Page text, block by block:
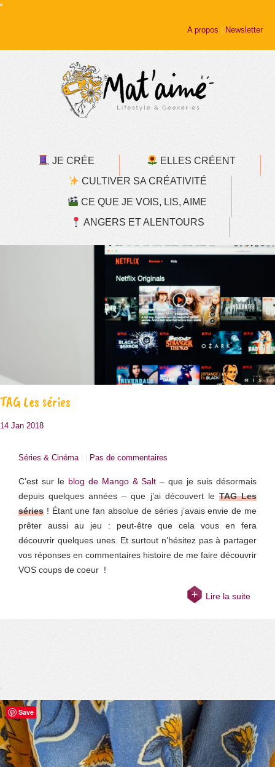
A propos | Newsletter
JE CRÉE
ELLES CRÉENT
CULTIVER SA CRÉATIVITÉ
CE QUE JE VOIS, LIS, AIME
ANGERS ET ALENTOURS
TAG Les séries
14 Jan 2018
Séries & Cinéma Pas de commentaires
C’est sur le blog de Mango & Salt – que je suis désormais
depuis quelques années – que j’ai découvert le TAG Les
séries ! Étant une fan absolue de séries j’avais envie de me
prêter aussi au jeu : peut-être que cela vous en fera
découvrir quelques unes. Et surtout n’hésitez pas à partager
vos réponses en commentaires histoire de me faire découvrir
VOS coups de coeur !
Lire la suite
Save